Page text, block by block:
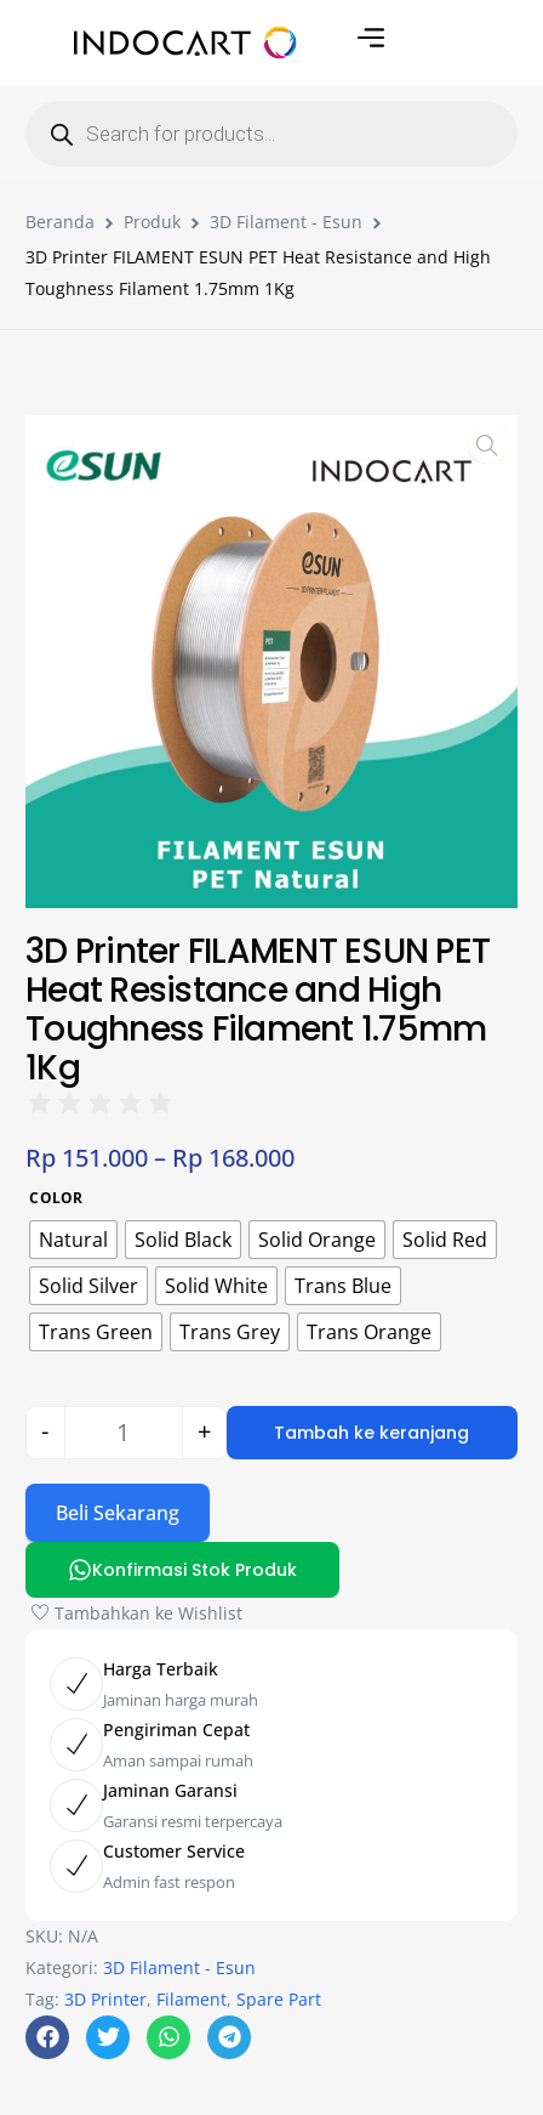
Beranda Produk
3D Filament - Esun
3D Printer FILAMENT ESUN PET Heat Resistance and High
Toughness Filament 1.75mm 1Kg
3D Printer FILAMENT ESUN PET
Heat Resistance and High
Toughness Filament 1.75mm
1Kg
Rp 151.000– Rp 168.000
COLOR
Natural Solid Black Solid Orange
Solid Red
Solid Silver
Solid White
Trans Blue
Trans Green
Trans Grey Trans Orange
- + Tambah ke keranjang
Beli Sekarang
Konfirmasi Stok Produk
Tambahkan ke Wishlist
Harga Terbaik
Jaminan harga murah
Pengiriman Cepat
Aman sampai rumah
Jaminan Garansi
Garansi resmi terpercaya
Customer Service
Admin fast respon
SKU: N/A
Kategori:3D Filament - Esun
Tag:3D Printer, Filament,Spare Part